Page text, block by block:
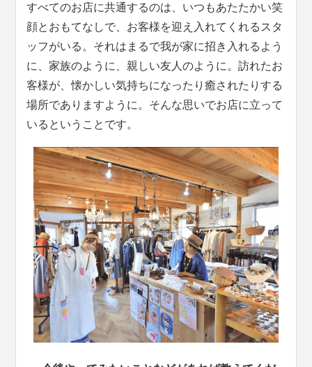
すべてのお店に共通するのは、いつもあたたかい笑
顔とおもてなしで、お客様を迎え入れてくれるスタ
ッフがいる。それはまるで我が家に招き入れるよう
に、家族のように、親しい友人のように。訪れたお
客様が、懐かしい気持ちになったり癒されたりする
場所でありますように。そんな思いでお店に立って
いるということです。